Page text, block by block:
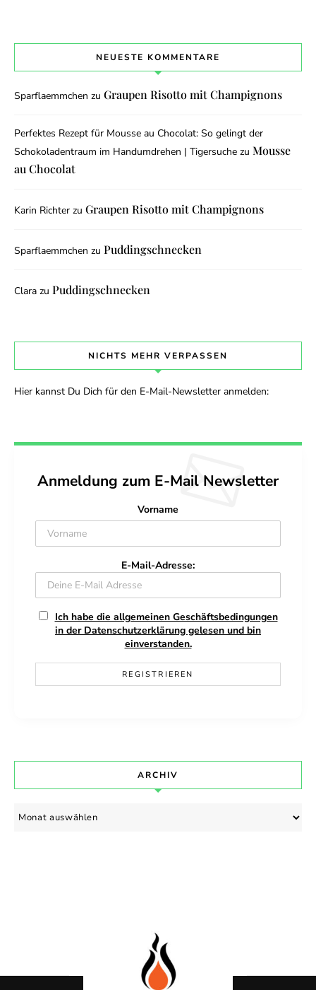
NEUESTE KOMMENTARE
Sparflaemmchen zu Graupen Risotto mit Champignons
Perfektes Rezept für Mousse au Chocolat: So gelingt der
Schokoladentraum im Handumdrehen | Tigersuche zu Mousse
au Chocolat
Karin Richter zu Graupen Risotto mit Champignons
Sparflaemmchen zu Puddingschnecken
Clara zu Puddingschnecken
NICHTS MEHR VERPASSEN
Hier kannst Du Dich für den E-Mail-Newsletter anmelden:
Anmeldung zum E-Mail Newsletter
Vorname
E-Mail-Adresse:
Ich habe die allgemeinen Geschäftsbedingungen
in der Datenschutzerklärung gelesen und bin
einverstanden.
ARCHIV
Archiv